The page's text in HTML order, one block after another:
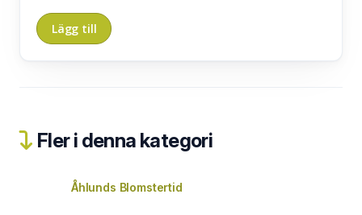
Fler i denna kategori
Åhlunds Blomstertid